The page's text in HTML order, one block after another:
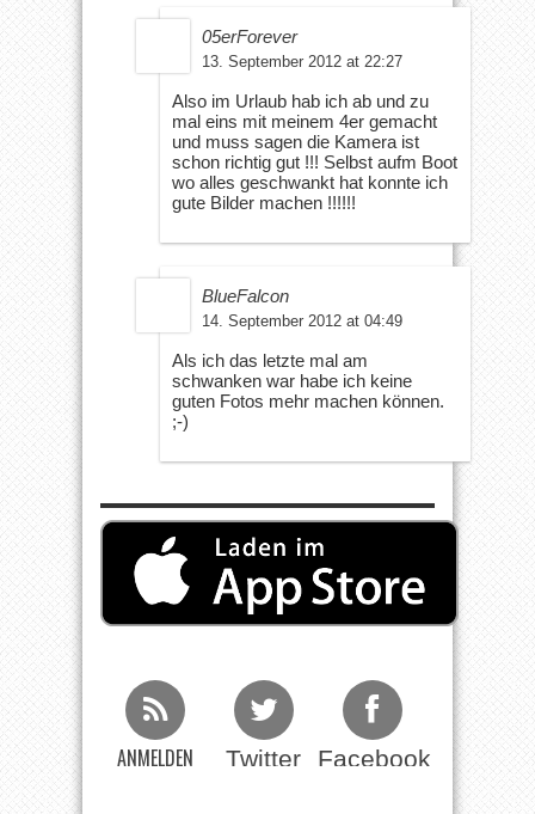
05erForever
13. September 2012 at 22:27
Also im Urlaub hab ich ab und zu
mal eins mit meinem 4er gemacht
und muss sagen die Kamera ist
schon richtig gut !!! Selbst aufm Boot
wo alles geschwankt hat konnte ich
gute Bilder machen !!!!!!
BlueFalcon
14. September 2012 at 04:49
Als ich das letzte mal am
schwanken war habe ich keine
guten Fotos mehr machen können.
;-)
ANMELDEN Twitter Facebook